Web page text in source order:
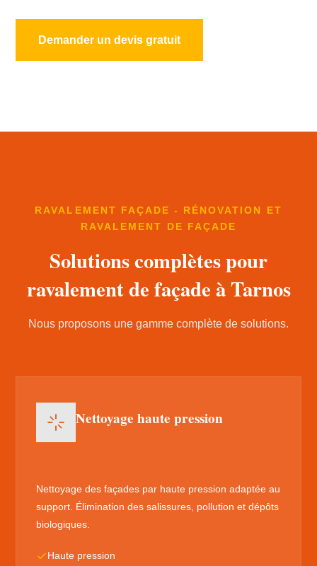
Demander un devis gratuit
RAVALEMENT FAÇADE - RÉNOVATION ET
RAVALEMENT DE FAÇADE
Solutions complètes pour
ravalement de façade à Tarnos
Nous proposons une gamme complète de solutions.
Nettoyage haute pression
Nettoyage des façades par haute pression adaptée au
support. Élimination des salissures, pollution et dépôts
biologiques.
Haute pression